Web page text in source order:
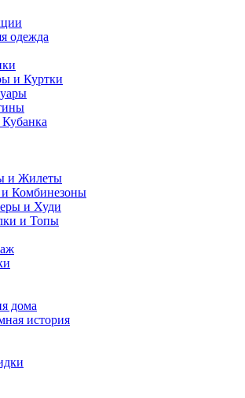
одежда
и Куртки
и Жилеты
Комбинезоны
и Худи
и Топы
дома
история